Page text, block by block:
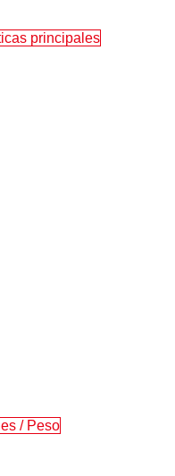
principales
/ Peso